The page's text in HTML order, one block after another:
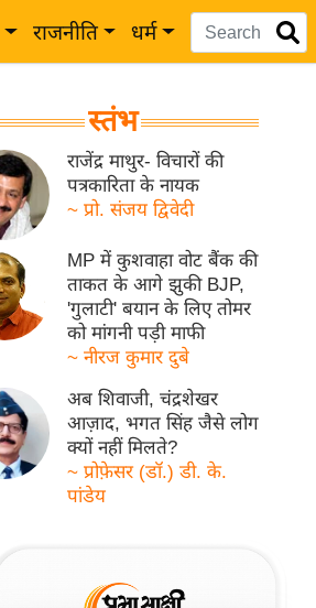
राजनीति धर्म
स्तंभ
राजेंद्र माथुर- विचारों की
पत्रकारिता के नायक
~ प्रो. संजय द्विवेदी
MP में कुशवाहा वोट बैंक की
ताकत के आगे झुकी BJP,
'गुलाटी' बयान के लिए तोमर
को मांगनी पड़ी माफी
~ नीरज कुमार दुबे
अब शिवाजी, चंद्रशेखर
आज़ाद, भगत सिंह जैसे लोग
क्यों नहीं मिलते?
~ प्रोफ़ेसर (डॉ.) डी. के.
पांडेय